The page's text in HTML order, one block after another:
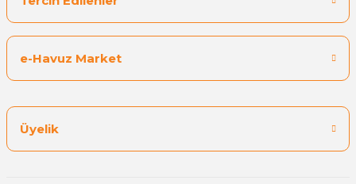
e-Havuz Market
Üyelik